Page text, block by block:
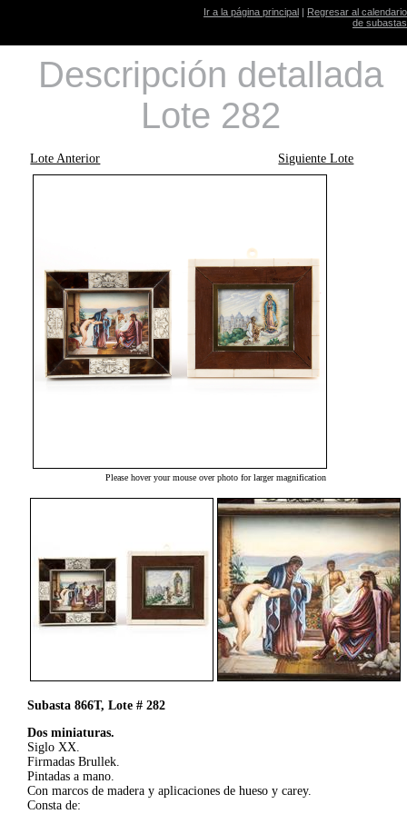
Ir a la página principal | Regresar al calendario
de subastas
Descripción detallada
Lote 282
Lote Anterior Siguiente Lote
Please hover your mouse over photo for larger magnification
Subasta 866T, Lote # 282
Dos miniaturas.
Siglo XX.
Firmadas Brullek.
Pintadas a mano.
Con marcos de madera y aplicaciones de hueso y carey.
Consta de: